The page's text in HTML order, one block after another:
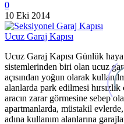
0
10 Eki 2014
Ucuz Garaj Kapısı
Ucuz Garaj Kapısı Günlük
sistemlerinden biri olan ucuz
açısından yoğun olarak
alanlarda park edilmesi
aracın zarar görmesine sebep
apartmanlarda, müstakil
adına kullanım alanlarına